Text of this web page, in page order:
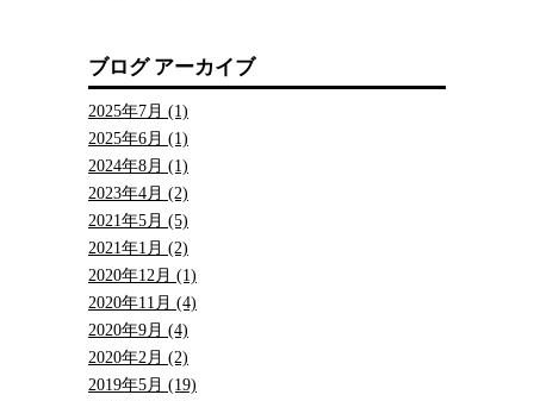
ブログ アーカイブ
2025年7月 (1)
2025年6月 (1)
2024年8月 (1)
2023年4月 (2)
2021年5月 (5)
2021年1月 (2)
2020年12月 (1)
2020年11月 (4)
2020年9月 (4)
2020年2月 (2)
2019年5月 (19)